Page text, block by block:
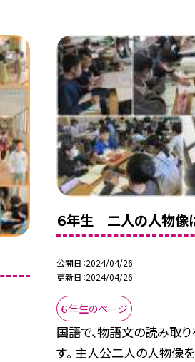
６年生 二人の人物像
公開日 2024/04/26
更新日 2024/04/26
６年生のページ
国語で、物語文の読み取り
す。 主人公二人の人物像